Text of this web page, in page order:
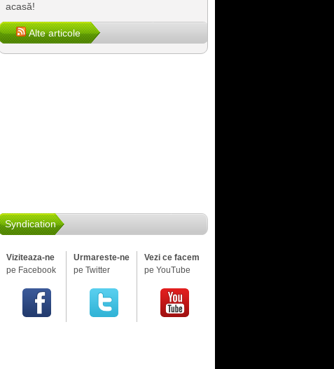
acasă!
Alte articole
Syndication
Viziteaza-ne
pe Facebook
Urmareste-ne
pe Twitter
Vezi ce facem
pe YouTube